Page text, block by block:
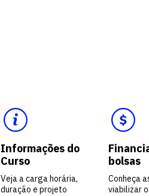
Informações do
Curso
Veja a carga horária,
duração e projeto
bolsas
Conheça
viabilizar